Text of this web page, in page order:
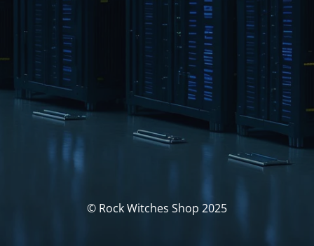
© Rock Witches Shop 2025